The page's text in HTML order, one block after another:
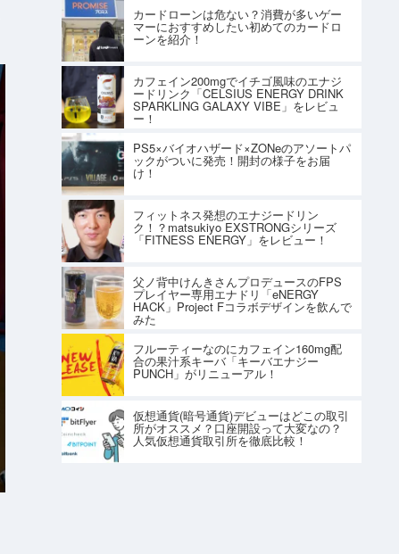
カードローンは危ない？消費が多いゲー
マーにおすすめしたい初めてのカードロ
ーンを紹介！
カフェイン200mgでイチゴ風味のエナジ
ードリンク「CELSIUS ENERGY DRINK
SPARKLING GALAXY VIBE」をレビュ
ー！
PS5×バイオハザード×ZONeのアソートパ
ックがついに発売！開封の様子をお届
け！
フィットネス発想のエナジードリン
ク！？matsukiyo EXSTRONGシリーズ
「FITNESS ENERGY」をレビュー！
父ノ背中けんきさんプロデュースのFPS
プレイヤー専用エナドリ「eNERGY
HACK」Project Fコラボデザインを飲んで
みた
フルーティーなのにカフェイン160mg配
合の果汁系キーバ「キーバエナジー
PUNCH」がリニューアル！
仮想通貨(暗号通貨)デビューはどこの取引
所がオススメ？口座開設って大変なの？
人気仮想通貨取引所を徹底比較！